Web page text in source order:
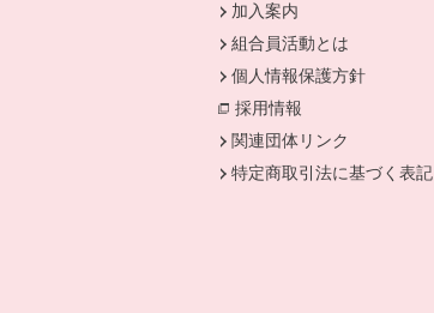
加入案内
組合員活動とは
個人情報保護方針
採用情報
関連団体リンク
特定商取引法に基づく表記